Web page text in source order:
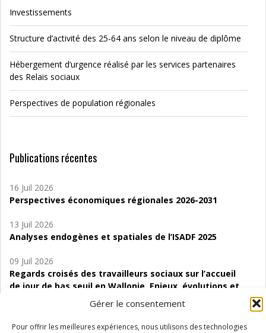
Gérer le consentement
Pour offrir les meilleures expériences, nous utilisons des technologies
Investissements
Structure d’activité des 25-64 ans selon le niveau de diplôme
Hébergement d’urgence réalisé par les services partenaires
des Relais sociaux
Perspectives de population régionales
Publications récentes
16 Juil 2026
Perspectives économiques régionales 2026-2031
13 Juil 2026
Analyses endogènes et spatiales de l’ISADF 2025
09 Juil 2026
Regards croisés des travailleurs sociaux sur l’accueil
de jour de bas seuil en Wallonie. Enjeux, évolutions et
06 Juil 2026